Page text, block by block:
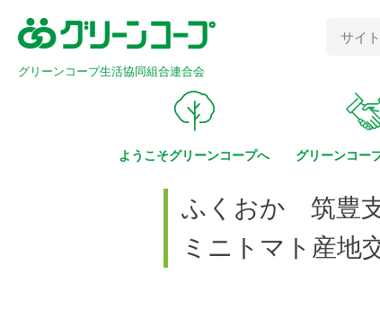
グリーンコープ生活協同組合連合会
ようこそグリーンコープへ グリーンコー
ふくおか 筑豊
ミニトマト産地